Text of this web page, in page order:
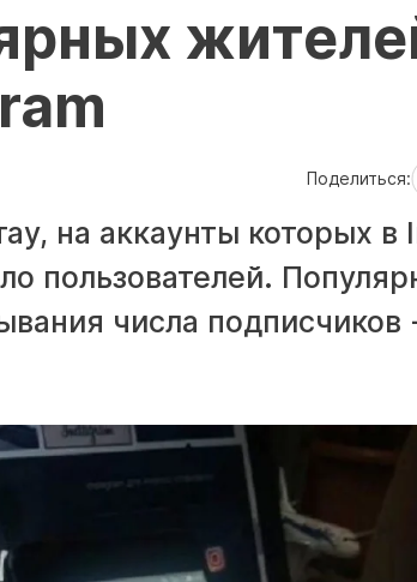
Поделиться:
на аккаунты которых в
пользователей.
числа подписчиков